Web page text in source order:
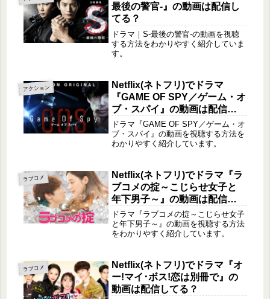
最後の警官-』の動画は配信し
てる？
ドラマ｜S-最後の警官-の動画を視聴
する方法をわかりやすく紹介していま
す。
アクション
Netflix(ネトフリ)でドラマ
『GAME OF SPY／ゲーム・オ
ブ・スパイ』の動画は配信し
てる？
ドラマ『GAME OF SPY／ゲーム・オ
ブ・スパイ』の動画を視聴する方法を
わかりやすく紹介しています。
ラブコメ
Netflix(ネトフリ)でドラマ『ラ
ブコメの掟～こじらせ女子と
年下男子～』の動画は配信し
てる？
ドラマ『ラブコメの掟～こじらせ女子
と年下男子～』の動画を視聴する方法
をわかりやすく紹介しています。
ラブコメ
Netflix(ネトフリ)でドラマ『オ
ー!マイ･ボス!恋は別冊で』の
動画は配信してる？